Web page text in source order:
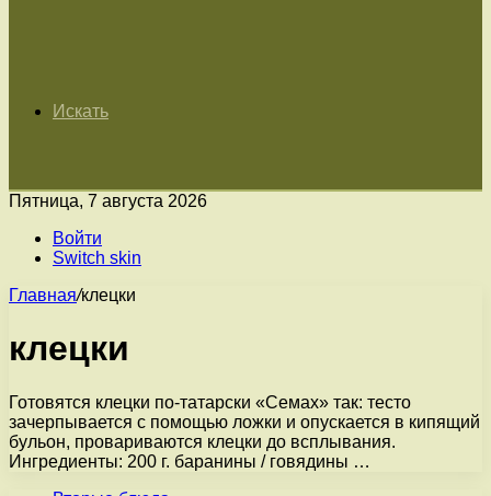
Искать
Пятница, 7 августа 2026
Войти
Switch skin
Главная/клецки
клецки
Готовятся клецки по-татарски «Семах» так: тесто
зачерпывается с помощью ложки и опускается в кипящий
бульон, провариваются клецки до всплывания.
Ингредиенты: 200 г. баранины / говядины …